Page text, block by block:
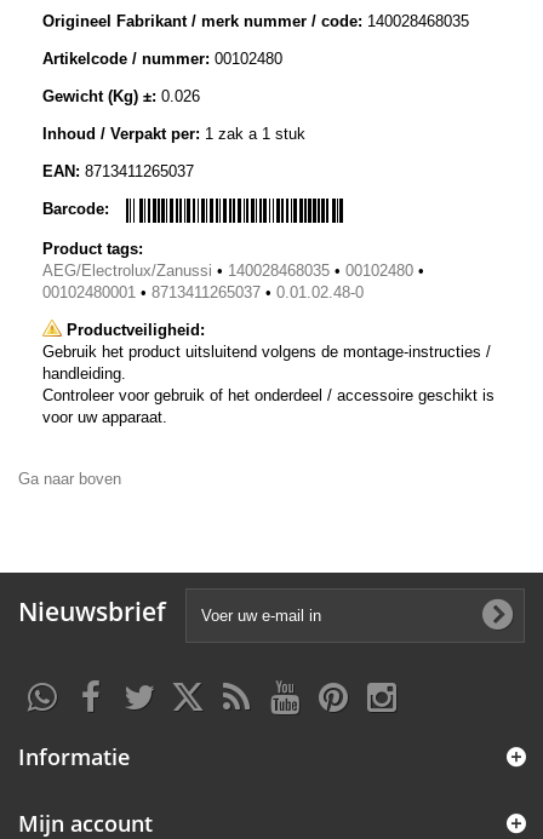
Origineel Fabrikant / merk nummer / code: 140028468035
Artikelcode / nummer: 00102480
Gewicht (Kg) ±: 0.026
Inhoud / Verpakt per: 1 zak a 1 stuk
EAN: 8713411265037
Barcode:
Product tags:
AEG/Electrolux/Zanussi • 140028468035 • 00102480 •
00102480001 • 8713411265037 • 0.01.02.48-0
Productveiligheid:
Gebruik het product uitsluitend volgens de montage-instructies /
handleiding.
Controleer voor gebruik of het onderdeel / accessoire geschikt is
voor uw apparaat.
Ga naar boven
Nieuwsbrief
Informatie
Mijn account